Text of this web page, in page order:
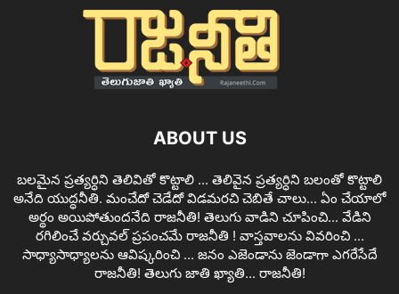
ABOUT US
బలమైన ప్రత్యర్ధిని తెలివితో కొట్టాలి ... తెలివైన ప్రత్యర్ధిని బలంతో కొట్టాలి
అనేది యుద్ధనీతి. మంచేదో చెడేదో విడమరచి చెబితే చాలు... ఏం చేయాలో
అర్థం అయిపోతుందనేది రాజనీతి! తెలుగు వాడిని చూపించి... వేడిని
రగిలించే వర్చువల్ ప్రపంచమే రాజనీతి ! వాస్తవాలను వివరించి ...
సాధ్యాసాధ్యాలను ఆవిష్కరించి ... జనం ఎజెండాను జెండాగా ఎగరేసేదే
రాజనీతి! తెలుగు జాతి ఖ్యాతి... రాజనీతి!